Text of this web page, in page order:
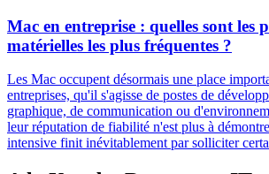
Mac en entreprise : quelles sont les
matérielles les plus fréquentes ?
Les Mac occupent désormais une place
entreprises, qu'il s'agisse de postes de
graphique, de communication ou
leur réputation de fiabilité n'est plus à
intensive finit inévitablement par solliciter